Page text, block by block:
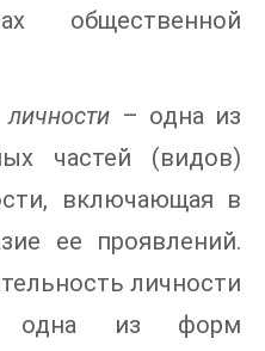
общественной
– одна из
частей (видов)
включающая в
ее проявлений.
личности
одна из форм